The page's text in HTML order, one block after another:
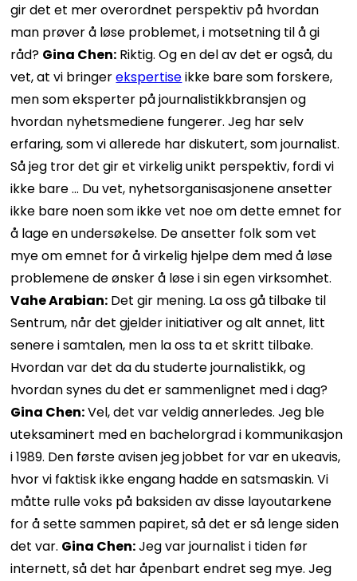
gir det et mer overordnet perspektiv på hvordan
man prøver å løse problemet, i motsetning til å gi
råd? Gina Chen: Riktig. Og en del av det er også, du
vet, at vi bringerekspertiseikke bare som forskere,
men som eksperter på journalistikkbransjen og
hvordan nyhetsmediene fungerer. Jeg har selv
erfaring, som vi allerede har diskutert, som journalist.
Så jeg tror det gir et virkelig unikt perspektiv, fordi vi
ikke bare ... Du vet, nyhetsorganisasjonene ansetter
ikke bare noen som ikke vet noe om dette emnet for
å lage en undersøkelse. De ansetter folk som vet
mye om emnet for å virkelig hjelpe dem med å løse
problemene de ønsker å løse i sin egen virksomhet.
Vahe Arabian: Det gir mening. La oss gå tilbake til
Sentrum, når det gjelder initiativer og alt annet, litt
senere i samtalen, men la oss ta et skritt tilbake.
Hvordan var det da du studerte journalistikk, og
hvordan synes du det er sammenlignet med i dag?
Gina Chen:Vel, det var veldig annerledes. Jeg ble
uteksaminert med en bachelorgrad i kommunikasjon
i 1989. Den første avisen jeg jobbet for var en ukeavis,
hvor vi faktisk ikke engang hadde en satsmaskin. Vi
måtte rulle voks på baksiden av disse layoutarkene
for å sette sammen papiret, så det er så lenge siden
det var. Gina Chen:Jeg var journalist i tiden før
internett, så det har åpenbart endret seg mye. Jeg